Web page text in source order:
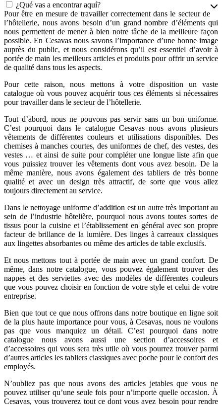
¿Qué vas a encontrar aquí?
Pour être en mesure de travailler correctement dans le secteur de
l’hôtellerie, nous avons besoin d’un grand nombre d’éléments qui
nous permettent de mener à bien notre tâche de la meilleure façon
possible. En Cesavas nous savons l’importance d’une bonne image
auprès du public, et nous considérons qu’il est essentiel d’avoir à
portée de main les meilleurs articles et produits pour offrir un service
de qualité dans tous les aspects.
Pour cette raison, nous mettons à votre disposition un vaste
catalogue où vous pouvez acquérir tous ces éléments si nécessaires
pour travailler dans le secteur de l’hôtellerie.
Tout d’abord, nous ne pouvons pas servir sans un bon uniforme.
C’est pourquoi dans le catalogue Cesavas nous avons plusieurs
vêtements de différentes couleurs et utilisations disponibles. Des
chemises à manches courtes, des uniformes de chef, des vestes, des
vestes … et ainsi de suite pour compléter une longue liste afin que
vous puissiez trouver les vêtements dont vous avez besoin. De la
même manière, nous avons également des tabliers de très bonne
qualité et avec un design très attractif, de sorte que vous allez
toujours directement au service.
Dans le nettoyage uniforme d’addition est un autre très important au
sein de l’industrie hôtelière, pourquoi nous avons toutes sortes de
tissus pour la cuisine et l’établissement en général avec son propre
facteur de brillance de la lumière. Des linges à carreaux classiques
aux lingettes absorbantes ou même des articles de table exclusifs.
Et nous mettons tout à portée de main avec un grand confort. De
même, dans notre catalogue, vous pouvez également trouver des
nappes et des serviettes avec des modèles de différentes couleurs
que vous pouvez choisir en fonction de votre style et celui de votre
entreprise.
Bien que tout ce que nous offrons dans notre boutique en ligne soit
de la plus haute importance pour vous, à Cesavas, nous ne voulons
pas que vous manquiez un détail. C’est pourquoi dans notre
catalogue nous avons aussi une section d’accessoires et
d’accessoires qui vous sera très utile où vous pourrez trouver parmi
d’autres articles les tabliers classiques avec poche pour le confort des
employés.
N’oubliez pas que nous avons des articles jetables que vous ne
pouvez utiliser qu’une seule fois pour n’importe quelle occasion. À
Cesavas, vous trouverez tout ce dont vous avez besoin pour rendre